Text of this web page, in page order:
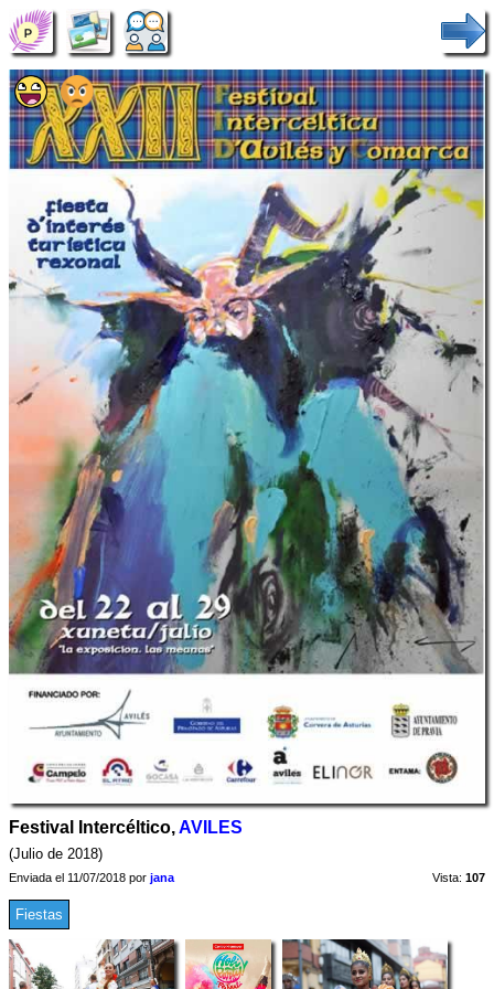
Festival Intercéltico,AVILES
(Julio de 2018)
Enviada el 11/07/2018 por jana Vista: 107
Fiestas